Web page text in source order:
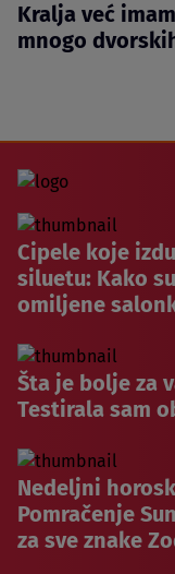
Kralja već
mnogo
Cipele koje
siluetu: Kako
omiljene
Šta je bolje za
Testirala sam
Nedeljni
Pomračenje
za sve znake